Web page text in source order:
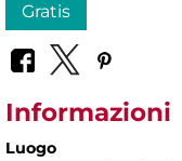
Gratis
Informazioni
Luogo